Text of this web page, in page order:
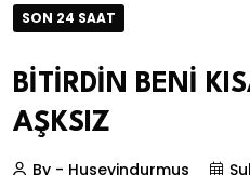
SON 24 SAAT
BİTİRDİN BENİ
AŞKSIZ
By - Huseyindurmus